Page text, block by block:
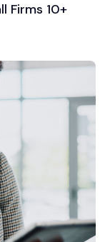
Firms 10+